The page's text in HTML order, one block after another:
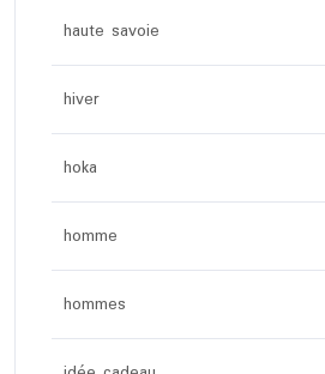
haute savoie
hiver
hoka
homme
hommes